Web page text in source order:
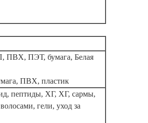
ПВХ, ПЭТ, бумага, Белая
ПВХ, пластик
пептиды, ХГ, ХГ, сармы,
гели, уход за